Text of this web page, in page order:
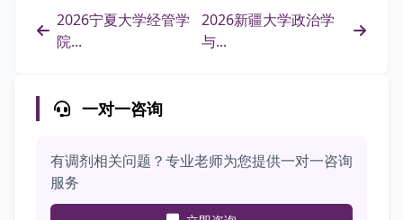
2026宁夏大学经管学
院...
2026新疆大学政治学
与...
一对一咨询
有调剂相关问题？专业老师为您提供一对一咨询
服务